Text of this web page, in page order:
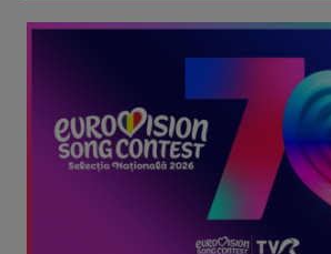
Prima câştigătoare a trofeului „Vedeta
aniversat la TVR ...